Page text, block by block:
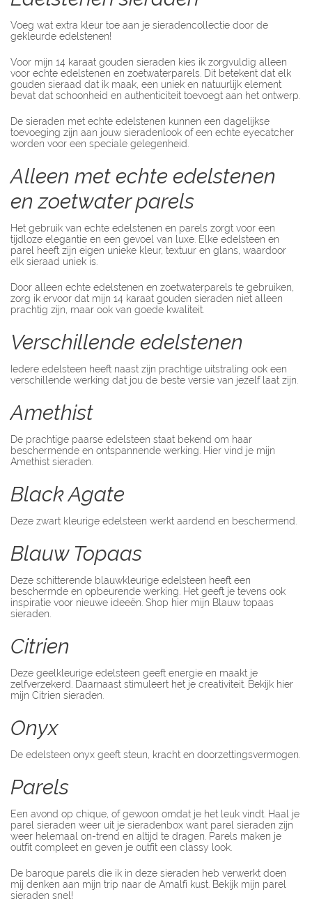
Voeg wat extra kleur toe aan je sieradencollectie door de
gekleurde edelstenen!
Voor mijn 14 karaat gouden sieraden kies ik zorgvuldig alleen
voor echte edelstenen en zoetwaterparels. Dit betekent dat elk
gouden sieraad dat ik maak, een uniek en natuurlijk element
bevat dat schoonheid en authenticiteit toevoegt aan het ontwerp.
De sieraden met echte edelstenen kunnen een dagelijkse
toevoeging zijn aan jouw sieradenlook of een echte eyecatcher
worden voor een speciale gelegenheid.
Alleen met echte edelstenen
en zoetwater parels
Het gebruik van echte edelstenen en parels zorgt voor een
tijdloze elegantie en een gevoel van luxe. Elke edelsteen en
parel heeft zijn eigen unieke kleur, textuur en glans, waardoor
elk sieraad uniek is.
Door alleen echte edelstenen en zoetwaterparels te gebruiken,
zorg ik ervoor dat mijn 14 karaat gouden sieraden niet alleen
prachtig zijn, maar ook van goede kwaliteit.
Verschillende edelstenen
Iedere edelsteen heeft naast zijn prachtige uitstraling ook een
verschillende werking dat jou de beste versie van jezelf laat zijn.
Amethist
De prachtige paarse edelsteen staat bekend om haar
beschermende en ontspannende werking. Hier vind je mijn
Amethist sieraden.
Black Agate
Deze zwart kleurige edelsteen werkt aardend en beschermend.
Blauw Topaas
Deze schitterende blauwkleurige edelsteen heeft een
beschermde en opbeurende werking. Het geeft je tevens ook
inspiratie voor nieuwe ideeën. Shop hier mijn Blauw topaas
sieraden.
Citrien
Deze geelkleurige edelsteen geeft energie en maakt je
zelfverzekerd. Daarnaast stimuleert het je creativiteit. Bekijk hier
mijn Citrien sieraden.
Onyx
De edelsteen onyx geeft steun, kracht en doorzettingsvermogen.
Parels
Een avond op chique, of gewoon omdat je het leuk vindt. Haal je
parel sieraden weer uit je sieradenbox want parel sieraden zijn
weer helemaal on-trend en altijd te dragen. Parels maken je
outfit compleet en geven je outfit een classy look.
De baroque parels die ik in deze sieraden heb verwerkt doen
mij denken aan mijn trip naar de Amalfi kust. Bekijk mijn parel
sieraden snel!